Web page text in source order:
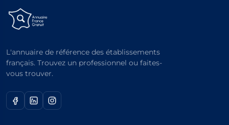
L'annuaire de référence des établissements
français. Trouvez un professionnel ou faites-
vous trouver.